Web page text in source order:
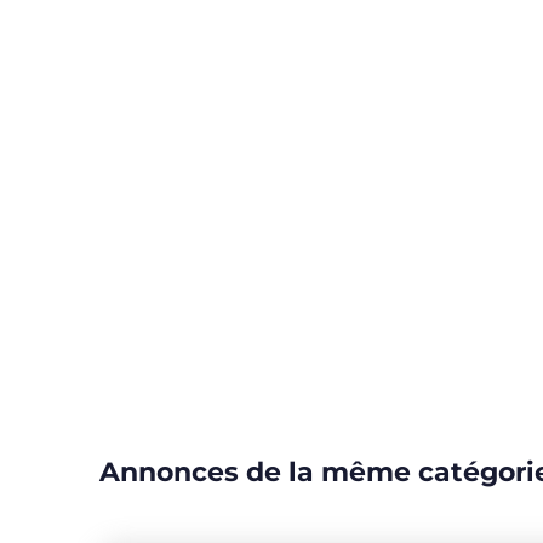
Annonces de la même